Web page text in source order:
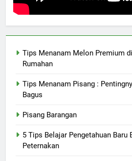
Tips Menanam Melon Premium
Rumahan
Tips Menanam Pisang :
Bagus
Pisang Barangan
5 Tips Belajar Pengetahuan Baru
Peternakan